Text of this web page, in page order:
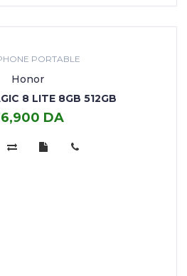
PORTABLE
Honor
8 LITE 8GB 512GB
DA